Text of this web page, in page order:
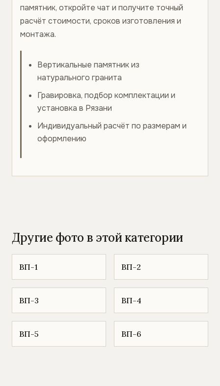
памятник, откройте чат и получите точный
расчёт стоимости, сроков изготовления и
монтажа.
Вертикальные памятник из
натурального гранита
Гравировка, подбор комплектации и
установка в Рязани
Индивидуальный расчёт по размерам и
оформлению
Другие фото в этой категории
ВП-1 ВП-2
ВП-3 ВП-4
ВП-5 ВП-6